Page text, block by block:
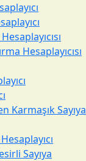
Hesaplayıcısı
Karmaşık Sayıya
Sayıya